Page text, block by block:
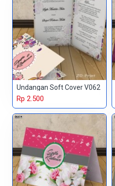
Undangan Soft Cover V062
Rp 2.500